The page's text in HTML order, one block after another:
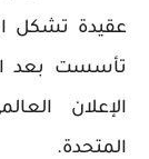
عقيدة تشكل
تأسست بعد
الإعلان
المتحدة.